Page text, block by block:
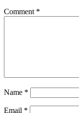
Comment *
Name *
Email *